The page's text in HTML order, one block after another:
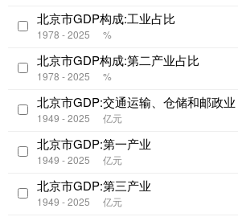
北京市GDP构成:工业占比
1978 - 2025 %
北京市GDP构成:第二产业占比
1978 - 2025 %
北京市GDP:交通运输、仓储和邮政业
1949 - 2025 亿元
北京市GDP:第一产业
1949 - 2025 亿元
北京市GDP:第三产业
1949 - 2025 亿元